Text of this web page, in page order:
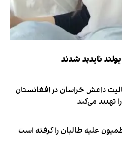
ناپدید شدند
داعش خراسان در افغانستان
تهدید می‌کند
علیه طالبان را گرفته است